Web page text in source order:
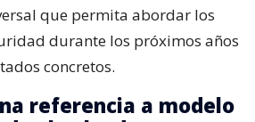
que permita abordar los
durante los próximos años
concretos.
referencia a modelo